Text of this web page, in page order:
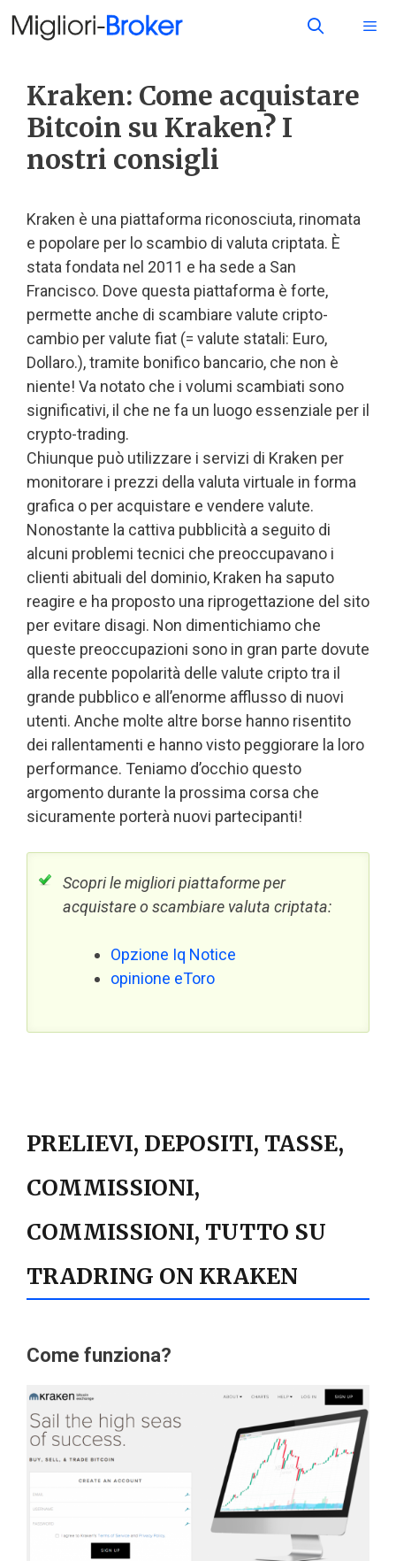
Kraken: Come acquistare
Bitcoin su Kraken? I
nostri consigli
Kraken è una piattaforma riconosciuta, rinomata
e popolare per lo scambio di valuta criptata. È
stata fondata nel 2011 e ha sede a San
Francisco. Dove questa piattaforma è forte,
permette anche di scambiare valute cripto-
cambio per valute fiat (= valute statali: Euro,
Dollaro.), tramite bonifico bancario, che non è
niente! Va notato che i volumi scambiati sono
significativi, il che ne fa un luogo essenziale per il
crypto-trading.
Chiunque può utilizzare i servizi di Kraken per
monitorare i prezzi della valuta virtuale in forma
grafica o per acquistare e vendere valute.
Nonostante la cattiva pubblicità a seguito di
alcuni problemi tecnici che preoccupavano i
clienti abituali del dominio, Kraken ha saputo
reagire e ha proposto una riprogettazione del sito
per evitare disagi. Non dimentichiamo che
queste preoccupazioni sono in gran parte dovute
alla recente popolarità delle valute cripto tra il
grande pubblico e all’enorme afflusso di nuovi
utenti. Anche molte altre borse hanno risentito
dei rallentamenti e hanno visto peggiorare la loro
performance. Teniamo d’occhio questo
argomento durante la prossima corsa che
sicuramente porterà nuovi partecipanti!
Scopri le migliori piattaforme per
acquistare o scambiare valuta criptata:
Opzione Iq Notice
opinione eToro
PRELIEVI, DEPOSITI, TASSE,
COMMISSIONI,
COMMISSIONI, TUTTO SU
TRADRING ON KRAKEN
Come funziona?